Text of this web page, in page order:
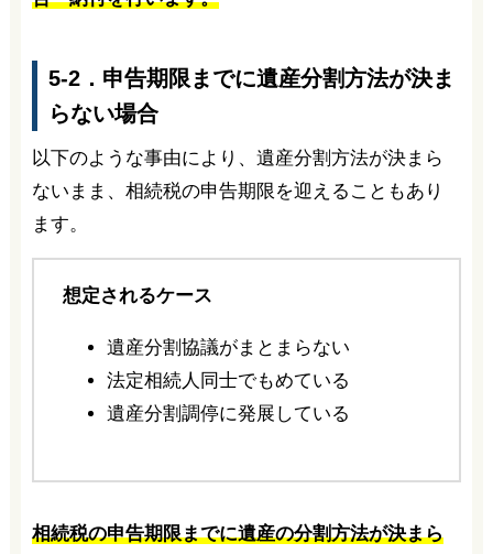
5-2．申告期限までに遺産分割方法が決ま
らない場合
以下のような事由により、遺産分割方法が決まら
ないまま、相続税の申告期限を迎えることもあり
ます。
想定されるケース
遺産分割協議がまとまらない
法定相続人同士でもめている
遺産分割調停に発展している
相続税の申告期限までに遺産の分割方法が決まら